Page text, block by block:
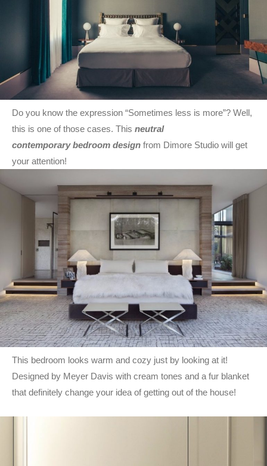
Do you know the expression “Sometimes less is more”? Well,
this is one of those cases. This neutral
contemporary bedroom design from Dimore Studio will get
your attention!
This bedroom looks warm and cozy just by looking at it!
Designed by Meyer Davis with cream tones and a fur blanket
that definitely change your idea of getting out of the house!